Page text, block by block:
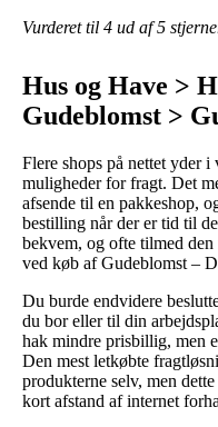
Vurderet til 4 ud af 5
Hus og Have >
Gudeblomst >
Flere shops på nettet yder
muligheder for fragt. Det
afsende til en pakkeshop,
bestilling når der er tid til
bekvem, og ofte tilmed
ved køb af Gudeblomst –
Du burde endvidere
du bor eller til din
hak mindre prisbillig, men
Den mest letkøbte
produkterne selv, men
kort afstand af internet